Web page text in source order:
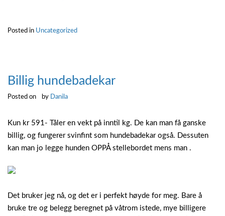
Posted in Uncategorized
Billig hundebadekar
Posted on by Danila
Kun kr 591- Tåler en vekt på inntil kg. De kan man få ganske
billig, og fungerer svinfint som hundebadekar også. Dessuten
kan man jo legge hunden OPPÅ stellebordet mens man .
Det bruker jeg nå, og det er i perfekt høyde for meg. Bare å
bruke tre og belegg beregnet på våtrom istede, mye billigere